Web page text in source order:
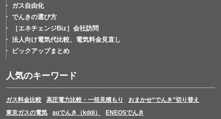
ガス自由化
でんきの選び方
［エネチェンジBiz］会社訪問
法人向け電気代比較、電気料金見直し
ピックアップまとめ
人気のキーワード
ガス料金比較 高圧電力比較・一括見積もり
おまかせ“でんき”切り替え
東京ガスの電気
auでんき（kddi）
ENEOSでんき